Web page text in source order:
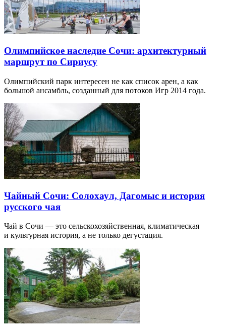
Олимпийское наследие Сочи: архитектурный
маршрут по Сириусу
Олимпийский парк интересен не как список арен, а как
большой ансамбль, созданный для потоков Игр 2014 года.
Чайный Сочи: Солохаул, Дагомыс и история
русского чая
Чай в Сочи — это сельскохозяйственная, климатическая
и культурная история, а не только дегустация.